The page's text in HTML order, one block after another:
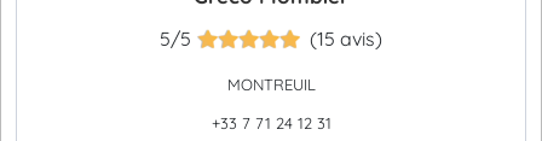
5/5 (15 avis)
MONTREUIL
+33 7 71 24 12 31